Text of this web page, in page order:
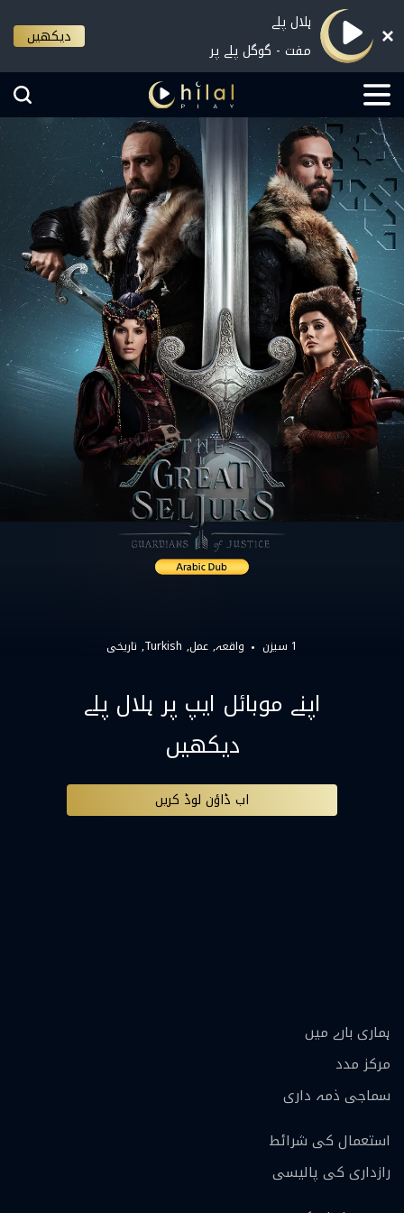
ہلال پلے
مفت - گوگل پلے پر
دیکھیں
1 سیزن واقعہ عمل Turkish تاریخی
اپنے موبائل ایپ پر ہلال پلے
دیکھیں
اب ڈاؤن لوڈ کریں
ہماری بارے ميں
مرکز مدد
سماجی ذمہ داری
استعمال کی شرائط
رازداری کی پالیسی